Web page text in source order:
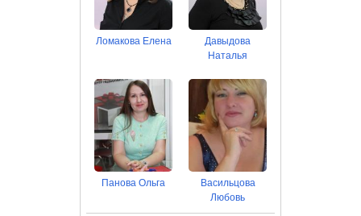
Ломакова Елена
Давыдова
Наталья
Панова Ольга
Васильцова
Любовь